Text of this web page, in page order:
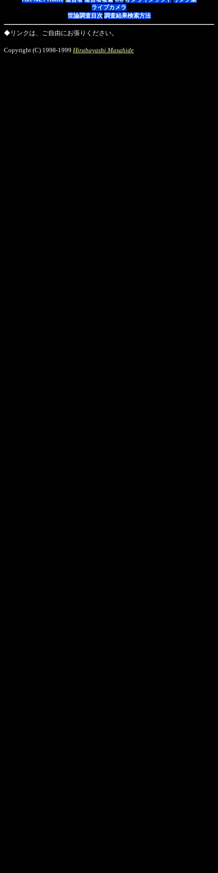
ライブカメラ
世論調査目次 調査結果検索方法
◆リンクは、ご自由にお張りください。
Copyright (C) 1998-1999 Hirabayashi Masahide